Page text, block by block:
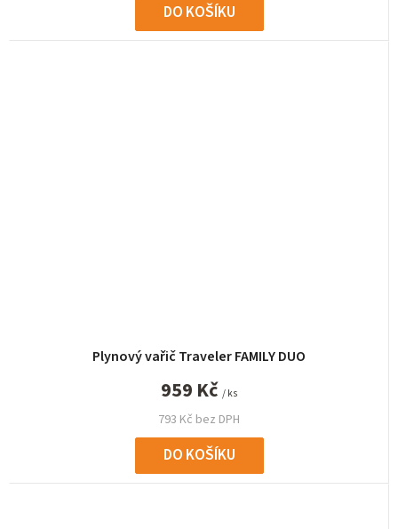
DO KOŠÍKU
Plynový vařič Traveler FAMILY DUO
793 Kč bez DPH
959 Kč / ks
DO KOŠÍKU